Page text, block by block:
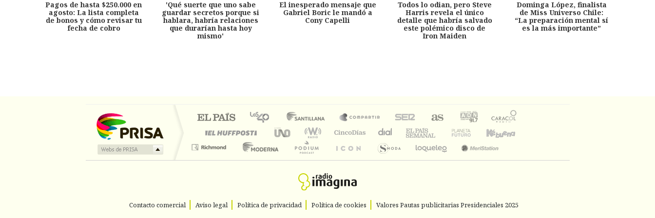
Pagos de hasta $250.000 en
agosto: La lista completa
de bonos y cómo revisar tu
fecha de cobro
'Qué suerte que uno sabe
guardar secretos porque si
hablara, habría relaciones
que durarían hasta hoy
mismo'
El inesperado mensaje que
Gabriel Boric le mandó a
Cony Capelli
Todos lo odian, pero Steve
Harris revela el único
detalle que habría salvado
este polémico disco de
Iron Maiden
Dominga López, finalista
de Miss Universo Chile:
“La preparación mental sí
es la más importante”
Contacto comercial Aviso legal Política de privacidad Política de cookies Valores Pautas publicitarias Presidenciales 2025